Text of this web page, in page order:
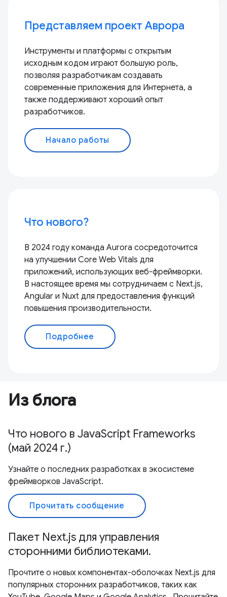
Представляем проект Аврора
Инструменты и платформы с открытым
исходным кодом играют большую роль,
позволяя разработчикам создавать
современные приложения для Интернета, а
также поддерживают хороший опыт
разработчиков.
Начало работы
Что нового?
В 2024 году команда Aurora сосредоточится
на улучшении Core Web Vitals для
приложений, использующих веб-фреймворки.
В настоящее время мы сотрудничаем с Next.js,
Angular и Nuxt для предоставления функций
повышения производительности.
Подробнее
Из блога
Что нового в JavaScript Frameworks
(май 2024 г.)
Узнайте о последних разработках в экосистеме
фреймворков JavaScript.
Прочитать сообщение
Пакет Next.js для управления
сторонними библиотеками.
Прочтите о новых компонентах-оболочках Next.js для
популярных сторонних разработчиков, таких как